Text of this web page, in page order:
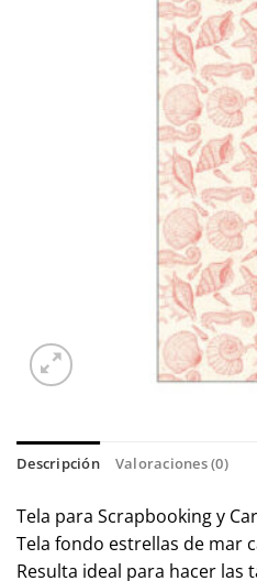
Descripción Valoraciones (0)
Tela para Scrapbooking y
Tela fondo estrellas de mar
Resulta ideal para hacer las